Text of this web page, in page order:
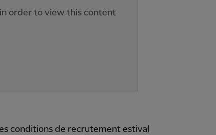
order to view this content
conditions de recrutement estival